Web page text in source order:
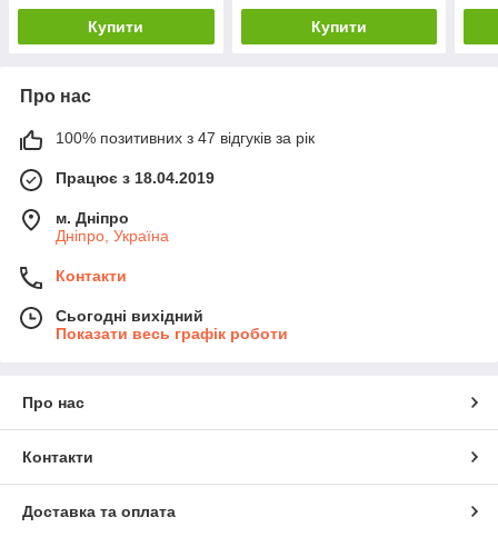
Купити Купити
Про нас
100% позитивних з 47 відгуків за рік
Працює з 18.04.2019
м. Дніпро
Дніпро, Україна
Контакти
Сьогодні вихідний
Показати весь графік роботи
Про нас
Контакти
Доставка та оплата